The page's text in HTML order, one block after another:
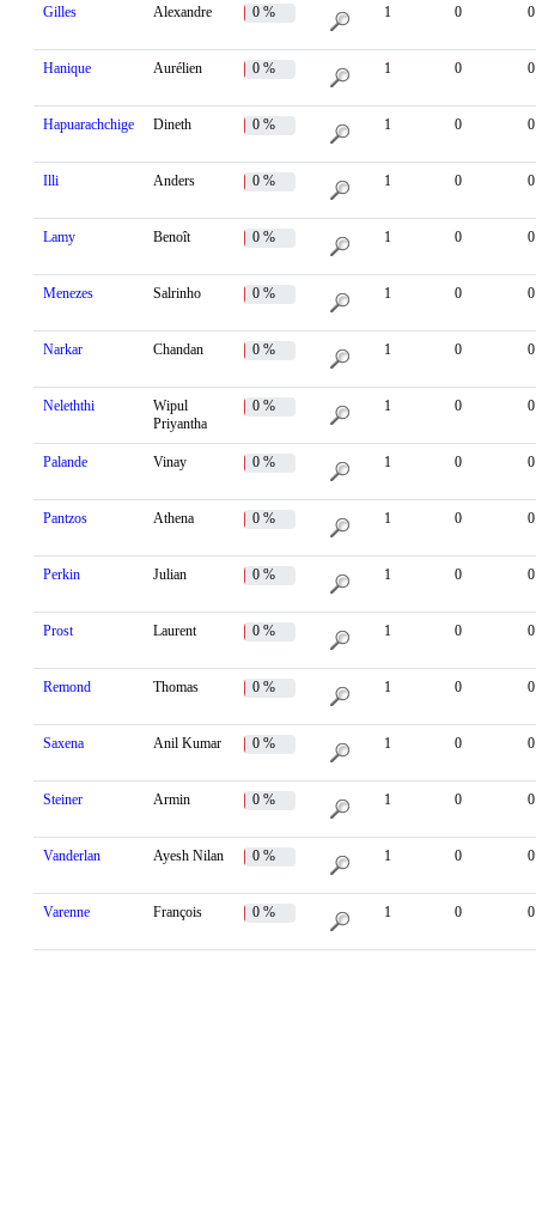
Gilles Alexandre 0 % 1 0 0
Hanique Aurélien 0 % 1 0 0
Hapuarachchige Dineth 0 % 1 0 0
Illi Anders 0 % 1 0 0
Lamy Benoît 0 % 1 0 0
Menezes Salrinho 0 % 1 0 0
Narkar Chandan 0 % 1 0 0
Neleththi
Wipul
Priyantha
0 % 1 0 0
Palande Vinay 0 % 1 0 0
Pantzos Athena 0 % 1 0 0
Perkin Julian 0 % 1 0 0
Prost Laurent 0 % 1 0 0
Remond Thomas 0 % 1 0 0
Saxena Anil Kumar 0 % 1 0 0
Steiner Armin 0 % 1 0 0
Vanderlan Ayesh Nilan 0 % 1 0 0
Varenne François 0 % 1 0 0